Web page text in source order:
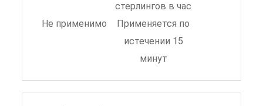
стерлингов в час
Не применимо
Применяется по
истечении 15
минут